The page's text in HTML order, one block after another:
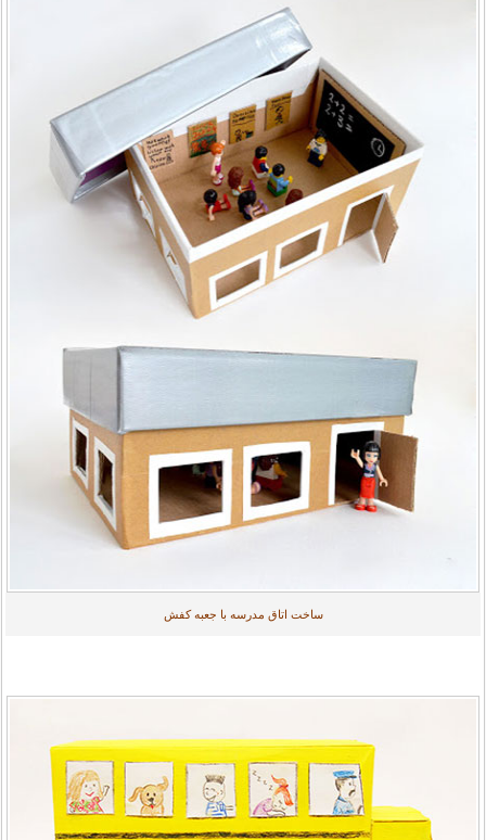
ساخت اتاق مدرسه با جعبه کفش